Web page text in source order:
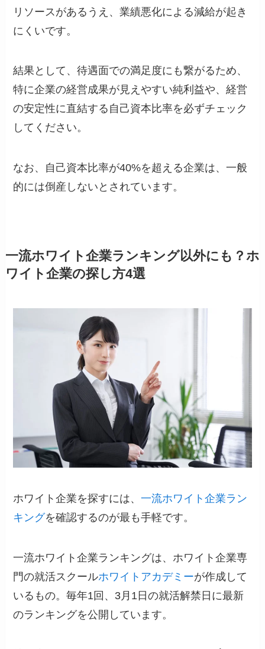
リソースがあるうえ、業績悪化による減給が起き
にくいです。
結果として、待遇面での満足度にも繋がるため、
特に企業の経営成果が見えやすい純利益や、経営
の安定性に直結する自己資本比率を必ずチェック
してください。
なお、自己資本比率が40%を超える企業は、一般
的には倒産しないとされています。
一流ホワイト企業ランキング以外にも？ホ
ワイト企業の探し方4選
ホワイト企業を探すには、一流ホワイト企業ラン
キングを確認するのが最も手軽です。
一流ホワイト企業ランキングは、ホワイト企業専
門の就活スクールホワイトアカデミーが作成して
いるもの。毎年1回、3月1日の就活解禁日に最新
のランキングを公開しています。